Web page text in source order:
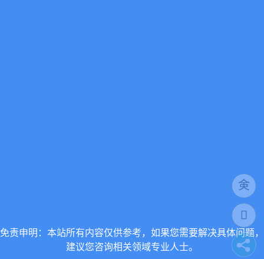
免责申明：本站所有内容仅供参考，如果您需要解决具体问题，
建议您咨询相关领域专业人士。